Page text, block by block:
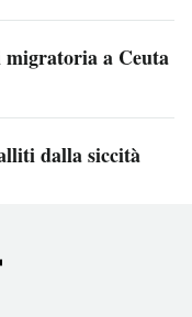
migratoria a Ceuta
dalla siccità